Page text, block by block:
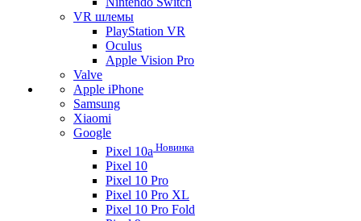
VR шлемы
PlayStation VR
Oculus
Apple Vision Pro
Valve
Apple iPhone
Samsung
Xiaomi
Google
Pixel 10a Новинка
Pixel 10
Pixel 10 Pro
Pixel 10 Pro XL
Pixel 10 Pro Fold